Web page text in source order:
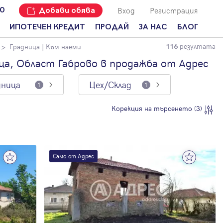
Добави обява Вход Регистрация
ИПОТЕЧЕН КРЕДИТ ПРОДАЙ
Защо да
продам
имот с
ЗА НАС
Наши офиси
Кариери
Кои сме ние?
Мениджмънт
Често
задавани
въпроси
БЛОГ
За продавачи
За купувачи
кредитиране
За
наематели
Анализ на
пазара
Новини
Градница | Към наеми 116 резултата
Област Габрово в продажба от Адрес
1 Цех/Склад 1
Корекция на търсенето (3)
Само от Адрес